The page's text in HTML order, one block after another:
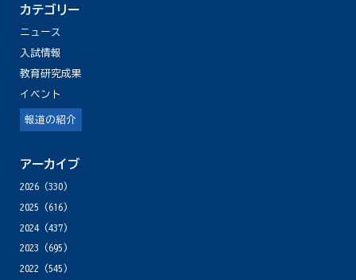
カテゴリー
ニュース
入試情報
教育研究成果
イベント
報道の紹介
アーカイブ
2026(330)
2025 (616)
2024(437)
2023 (695)
2022 (545)